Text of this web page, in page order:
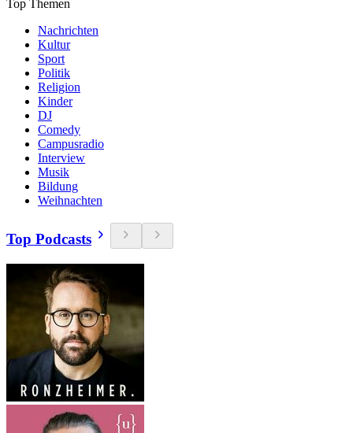
Top Themen
Nachrichten
Kultur
Sport
Politik
Religion
Kinder
DJ
Comedy
Campusradio
Interview
Musik
Bildung
Weihnachten
Top Podcasts